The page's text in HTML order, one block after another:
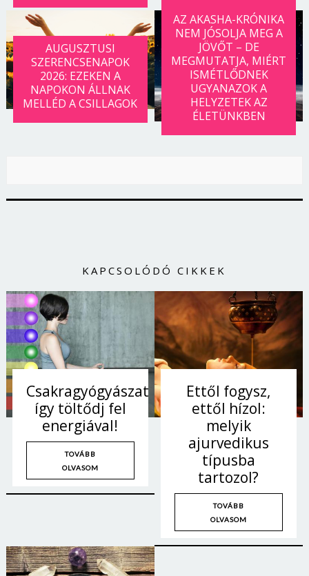
AUGUSZTUSI
SZERENCSENAPOK
2026: EZEKEN A
NAPOKON ÁLLNAK
MELLÉD A CSILLAGOK
AZ AKASHA-KRÓNIKA
NEM JÓSOLJA MEG A
JÖVŐT – DE
MEGMUTATJA, MIÉRT
ISMÉTLŐDNEK
UGYANAZOK A
HELYZETEK AZ
ÉLETÜNKBEN
KAPCSOLÓDÓ CIKKEK
Csakragyógyászat:
így töltődj fel
energiával!
TOVÁBB
OLVASOM
Ettől fogysz,
ettől hízol:
melyik
ajurvedikus
típusba
tartozol?
TOVÁBB
OLVASOM